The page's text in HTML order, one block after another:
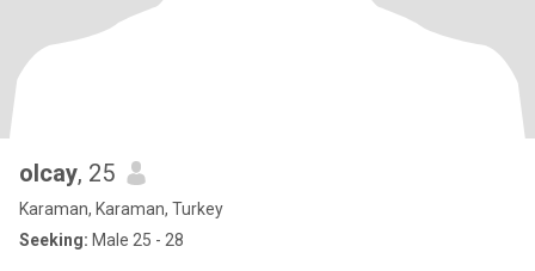
olcay, 25
Karaman, Karaman, Turkey
Seeking: Male 25 - 28